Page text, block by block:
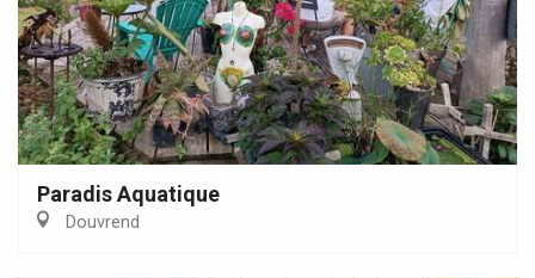
Paradis Aquatique
Douvrend